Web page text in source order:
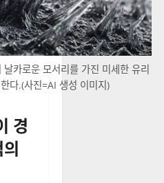
카로운 모서리를 가진 미세한 유리
다.(사진=AI 생성 이미지)
경